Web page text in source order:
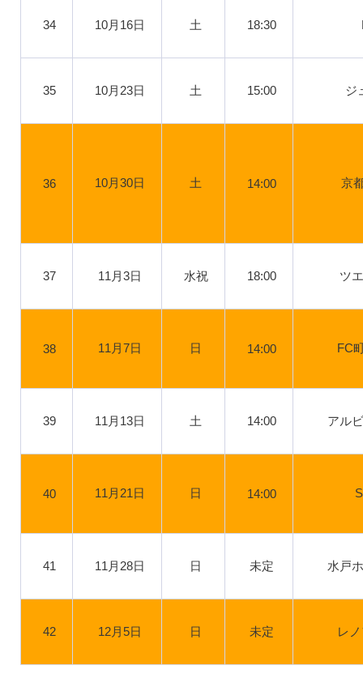
34 10月16日 土 18:30
35 10月23日 土 15:00 ジ
36 10月30日 土 14:00 京
37 11月3日 水祝 18:00 ツ
38 11月7日 日 14:00 FC
39 11月13日 土 14:00 アル
40 11月21日 日 14:00
41 11月28日 日 未定 水戸
42 12月5日 日 未定 レ